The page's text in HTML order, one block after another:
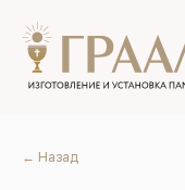
← Назад